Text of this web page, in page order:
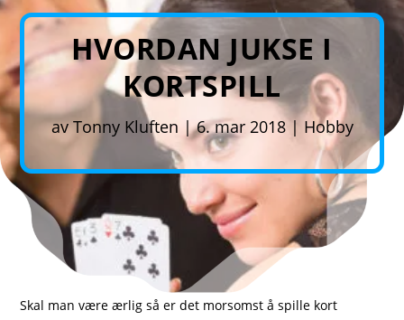
HVORDAN JUKSE I
KORTSPILL
avTonny Kluften |6. mar 2018| Hobby
Skal man være ærlig så er det morsomst åspille kort